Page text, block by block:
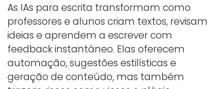
As IAs para escrita transformam como
professores e alunos criam textos, revisam
ideias e aprendem a escrever com
feedback instantâneo. Elas oferecem
automação, sugestões estilísticas e
geração de conteúdo, mas também